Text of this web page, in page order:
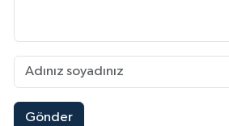
Gönder